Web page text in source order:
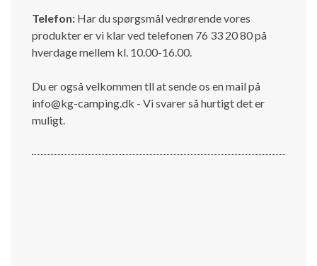
Telefon: Har du spørgsmål vedrørende vores
produkter er vi klar ved telefonen 76 33 20 80 på
hverdage mellem kl. 10.00-16.00.
Du er også velkommen tll at sende os en mail på
info@kg-camping.dk - Vi svarer så hurtigt det er
muligt.